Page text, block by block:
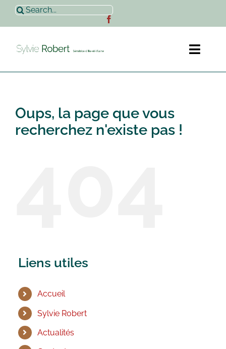
Passer
contenu
Rechercher:
Sylvie Robert
Oups, la page que vous
recherchez n'existe pas !
Liens utiles
Accueil
Sylvie Robert
Actualités